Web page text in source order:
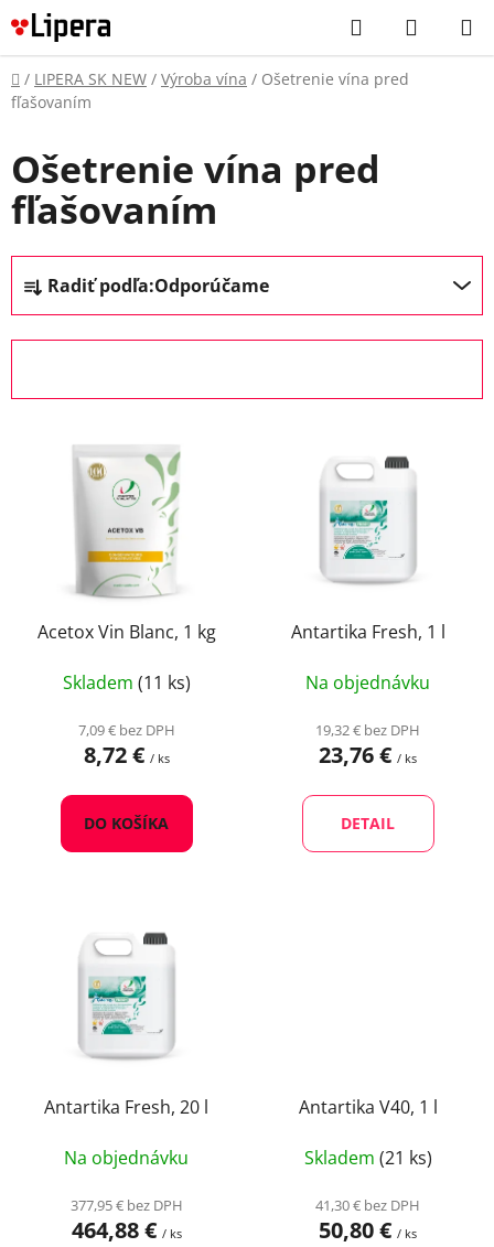
Prejsť
na
obsah
Hľadať
KOŠÍK
Domov
/ LIPERA SK NEW / Výroba vína / Ošetrenie vína pred
fľašovaním
Ošetrenie vína pred
fľašovaním
R
a
d
i
Radiť podľa:Odporúčame
Acetox Vin Blanc, 1 kg
Skladem (11 ks)
7,09 € bez DPH
8,72 € / ks
DO KOŠÍKA
Antartika Fresh, 1 l
Na objednávku
19,32 € bez DPH
23,76 € / ks
DETAIL
Antartika Fresh, 20 l
Na objednávku
377,95 € bez DPH
464,88 € / ks
Antartika V40, 1 l
Skladem (21 ks)
41,30 € bez DPH
50,80 € / ks